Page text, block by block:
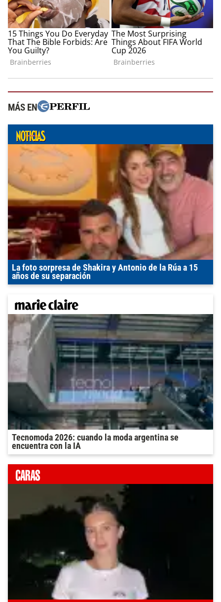
MÁS EN
La foto sorpresa de Shakira y Antonio de la Rúa a 15
años de su separación
Tecnomoda 2026: cuando la moda argentina se
encuentra con la IA